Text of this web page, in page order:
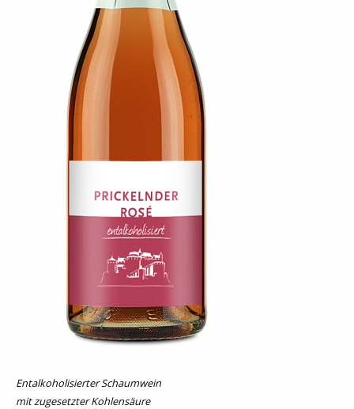
Entalkoholisierter Schaumwein
mit zugesetzter Kohlensäure